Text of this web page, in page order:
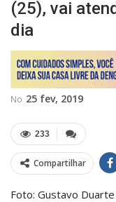
(25), vai
dia
No 25 fev, 2019
233
Compartilhar
Foto: Gustavo Duarte